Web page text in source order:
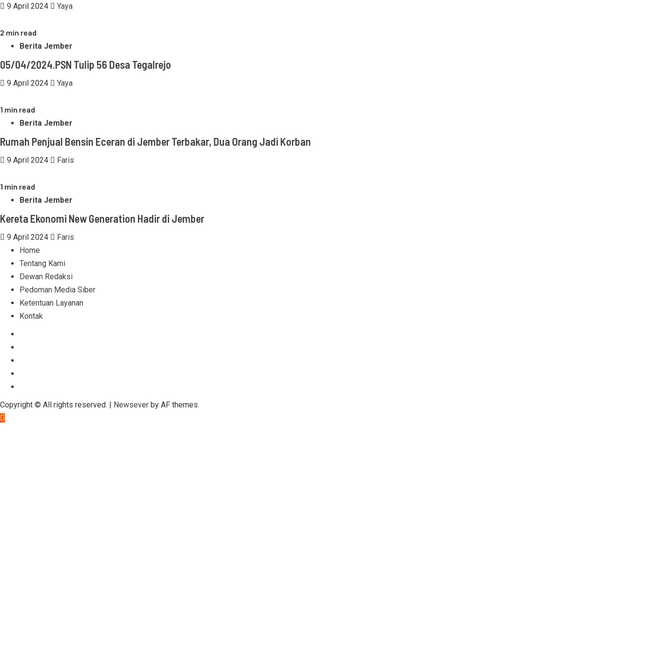
9 April 2024 Yaya
2 min read
Berita Jember
05/04/2024.PSN Tulip 56 Desa Tegalrejo
9 April 2024 Yaya
1 min read
Berita Jember
Rumah Penjual Bensin Eceran di Jember Terbakar, Dua Orang Jadi Korban
9 April 2024 Faris
1 min read
Berita Jember
Kereta Ekonomi New Generation Hadir di Jember
9 April 2024
Faris
Home
Tentang Kami
Dewan Redaksi
Pedoman Media Siber
Ketentuan Layanan
Kontak
Copyright © All rights reserved. | Newsever by AF themes.